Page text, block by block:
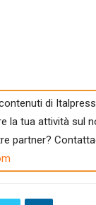
di
la tua attività sul
partner?